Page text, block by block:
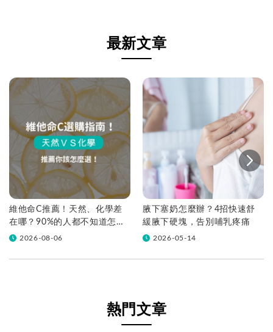
最新文章
維他命C推薦！天然、化學差
在哪？90%的人都不知道怎麼
挑！帶你一次看
2026-08-06
腋下塞奶怎麼辦？4招快速舒
緩腋下硬塊，告別哺乳疼痛
2026-05-14
熱門文章